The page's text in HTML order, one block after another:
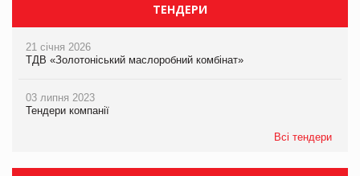
ТЕНДЕРИ
21 січня 2026
ТДВ «Золотоніський маслоробний комбінат»
03 липня 2023
Тендери компанії
Всі тендери